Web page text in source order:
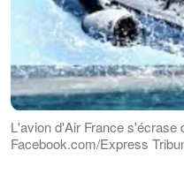
L'avion d'Air France s'écrase
Facebook.com/Express